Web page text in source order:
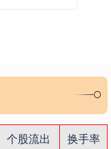
个股流出
换手率